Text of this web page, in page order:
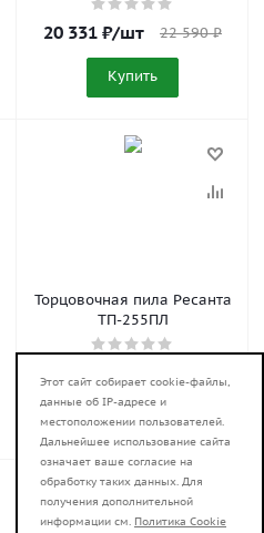
20 331 ₽/шт 22 590₽
Купить
Торцовочная пила Ресанта
ТП-255ПЛ
26 190 /шт
Купить
НОВИНКА
Этот сайт собирает cookie-файлы,
данные об IP-адресе и
местоположении пользователей.
Дальнейшее использование сайта
означает ваше согласие на
обработку таких данных. Для
получения дополнительной
информации см. Политика Cookie